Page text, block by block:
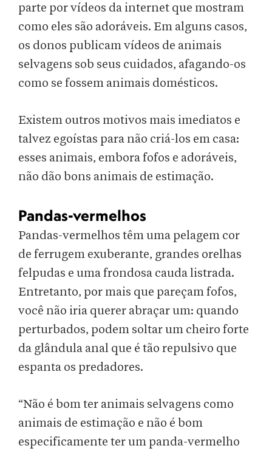
parte por vídeos da internet que mostram
como eles são adoráveis. Em alguns casos,
os donos publicam vídeos de animais
selvagens sob seus cuidados, afagando-os
como se fossem animais domésticos.
Existem outros motivos mais imediatos e
talvez egoístas para não criá-los em casa:
esses animais, embora fofos e adoráveis,
não dão bons animais de estimação.
Pandas-vermelhos
Pandas-vermelhos têm uma pelagem cor
de ferrugem exuberante, grandes orelhas
felpudas e uma frondosa cauda listrada.
Entretanto, por mais que pareçam fofos,
você não iria querer abraçar um: quando
perturbados, podem soltar um cheiro forte
da glândula anal que é tão repulsivo que
espanta os predadores.
“Não é bom ter animais selvagens como
animais de estimação e não é bom
especificamente ter um panda-vermelho